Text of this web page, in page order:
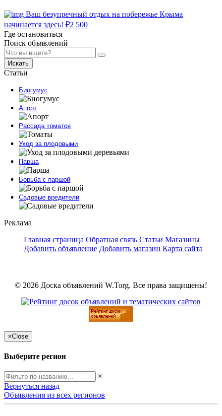
Ваш безупречный отдых на побережье Крыма
начинается здесь! ₽2 500
Где остановиться
Поиск объявлений
Искать
Статьи
Биогумус
Апорт
Рассада томатов
Уход за плодовыми
Парша
Борьба с паршой
Садовые вредители
Реклама
Главная страница Обратная связь Статьи Магазины
Добавить объявление Добавить магазин Карта сайта
© 2026 Доска объявлений W.Torg. Все права защищены!
×Close
Выберите регион
×
Вернуться назад
Объявления из всех регионов